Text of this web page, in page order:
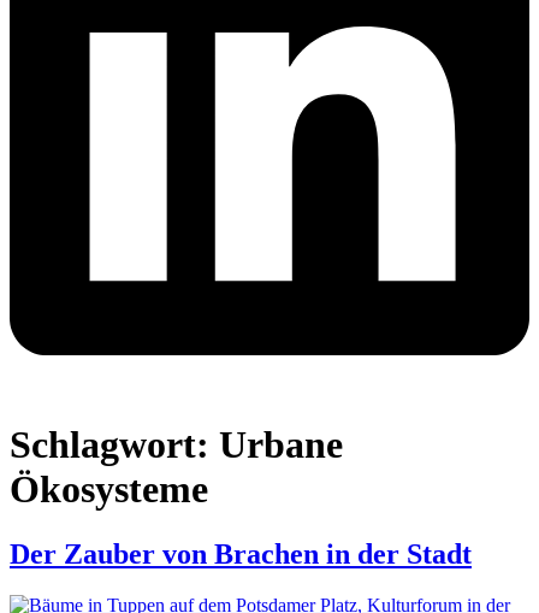
Schlagwort: Urbane
Ökosysteme
Der Zauber von Brachen in der Stadt